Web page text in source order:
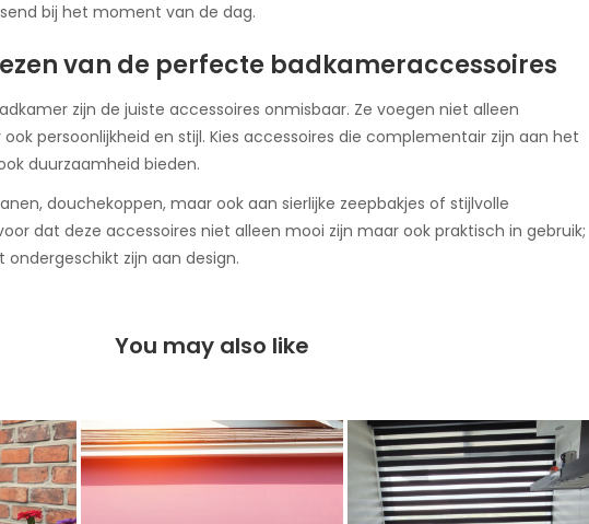
bij het moment van de dag.
van de perfecte badkameraccessoires
zijn de juiste accessoires onmisbaar. Ze voegen niet alleen
persoonlijkheid en stijl. Kies accessoires die complementair zijn aan het
duurzaamheid bieden.
douchekoppen, maar ook aan sierlijke zeepbakjes of stijlvolle
dat deze accessoires niet alleen mooi zijn maar ook praktisch in gebruik;
zijn aan design.
You may also like